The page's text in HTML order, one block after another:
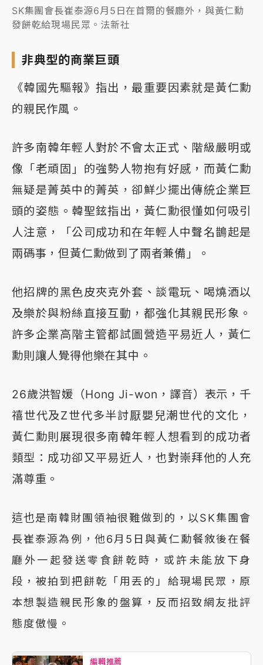
SK集團會長崔泰源6月5日在首爾的餐廳外，與黃仁勳
發餅乾給現場民眾。法新社
非典型的商業巨頭
《韓國先驅報》指出，最重要因素就是黃仁勳
的親民作風。
許多南韓年輕人對於不會太正式、階級嚴明或
像「老頑固」的強勢人物抱有好感，而黃仁勳
無疑是菁英中的菁英，卻鮮少擺出傳統企業巨
頭的姿態。韓聖鉉指出，黃仁勳很懂如何吸引
人注意，「公司成功和在年輕人中聲名鵲起是
兩碼事，但黃仁勳做到了兩者兼備」。
他招牌的黑色皮夾克外套、談電玩、喝燒酒以
及樂於與粉絲直接互動，都強化其親民形象。
許多企業高階主管都試圖營造平易近人，黃仁
勳則讓人覺得他樂在其中。
26歲洪智媛（Hong Ji-won，譯音）表示，千
禧世代及Z世代多半討厭嬰兒潮世代的文化，
黃仁勳則展現很多南韓年輕人想看到的成功者
類型：成功卻又平易近人，也對崇拜他的人充
滿尊重。
這也是南韓財團領袖很難做到的，以SK集團會
長崔泰源為例，他6月5日與黃仁勳餐敘後在餐
廳外一起發送零食餅乾時，或許未能放下身
段，被拍到把餅乾「用丟的」給現場民眾，原
本想製造親民形象的盤算，反而招致網友批評
態度傲慢。
編輯推薦